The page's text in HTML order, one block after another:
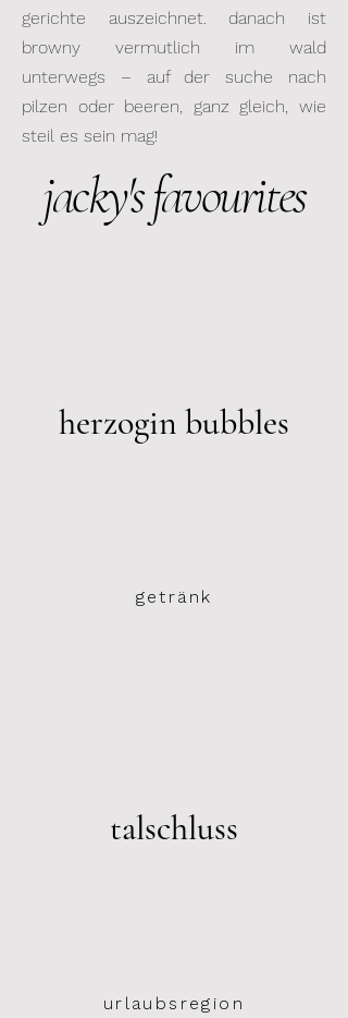
gerichte auszeichnet. danach ist
browny vermutlich im wald
unterwegs – auf der suche nach
pilzen oder beeren, ganz gleich, wie
steil es sein mag!
jacky's favourites
herzogin bubbles
getränk
talschluss
urlaubsregion